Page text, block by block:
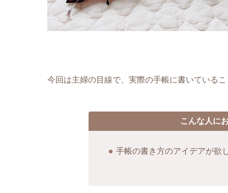
今回は主婦の目線で、実際の手帳に書いている
こんな人に
手帳の書き方のアイデアが欲